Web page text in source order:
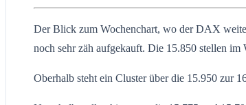
Der Blick zum Wochenchart, wo der DAX
noch sehr zäh aufgekauft. Die 15.850 stellen im
Oberhalb steht ein Cluster über die 15.950 zur